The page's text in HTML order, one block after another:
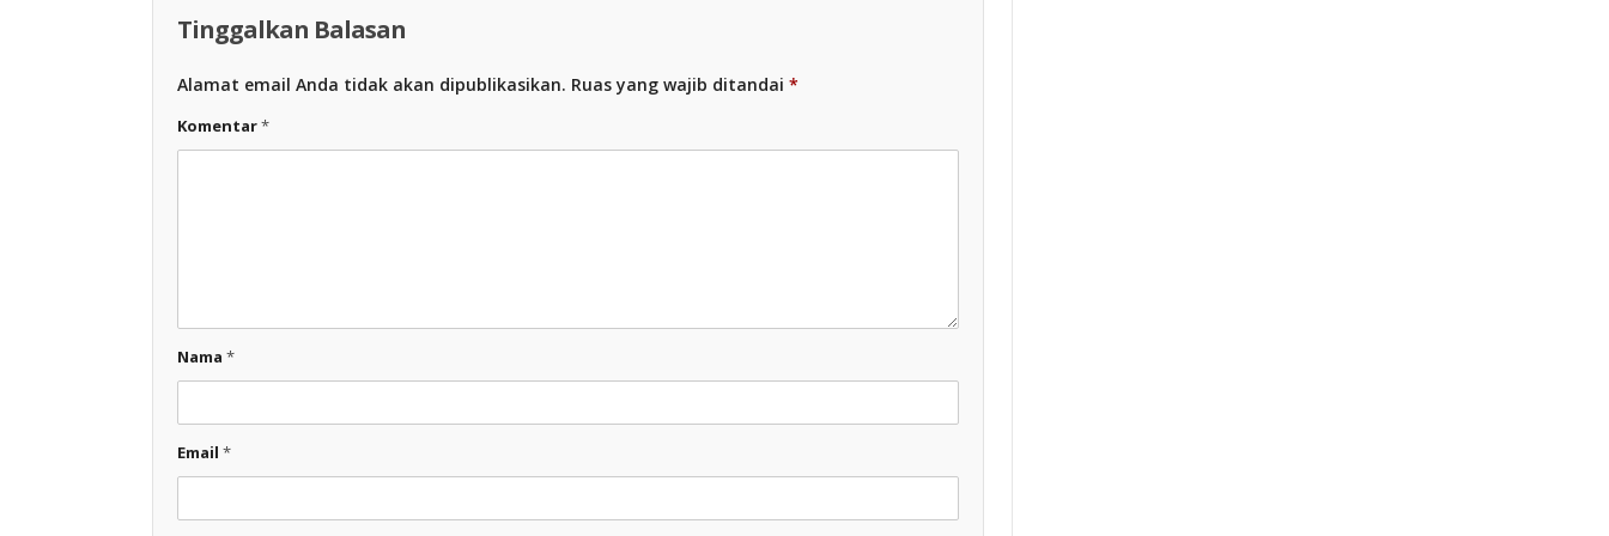
Tinggalkan Balasan
Alamat email Anda tidak akan dipublikasikan. Ruas yang wajib ditandai *
Komentar*
Nama *
Email *